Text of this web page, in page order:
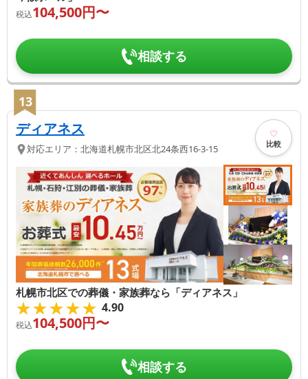
税込104,500円〜
相談する
13
ディアネス
対応エリア： 北海道札幌市北区北24条西16-3-15 比較
札幌市北区での葬儀・家族葬なら「ディアネス」
★★★★★
★★★★★ 4.90
税込104,500円〜
相談する